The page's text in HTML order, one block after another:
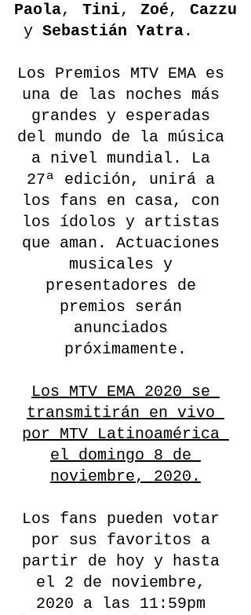
Paola, Tini, Zoé, Cazzu
y Sebastián Yatra.
Los Premios MTV EMA es
una de las noches más
grandes y esperadas
del mundo de la música
a nivel mundial. La
27ª edición, unirá a
los fans en casa, con
los ídolos y artistas
que aman. Actuaciones
musicales y
presentadores de
premios serán
anunciados
próximamente.
Los MTV EMA 2020 se
transmitirán en vivo
por MTV Latinoamérica
el domingo 8 de
noviembre, 2020.
Los fans pueden votar
por sus favoritos a
partir de hoy y hasta
el 2 de noviembre,
2020 a las 11:59pm